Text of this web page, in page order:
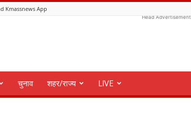
Kmassnews App
Head Advertisement
चुनाव शहर/राज्य LIVE